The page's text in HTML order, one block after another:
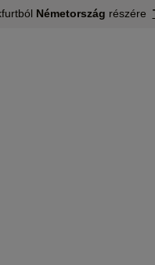
Németország részére